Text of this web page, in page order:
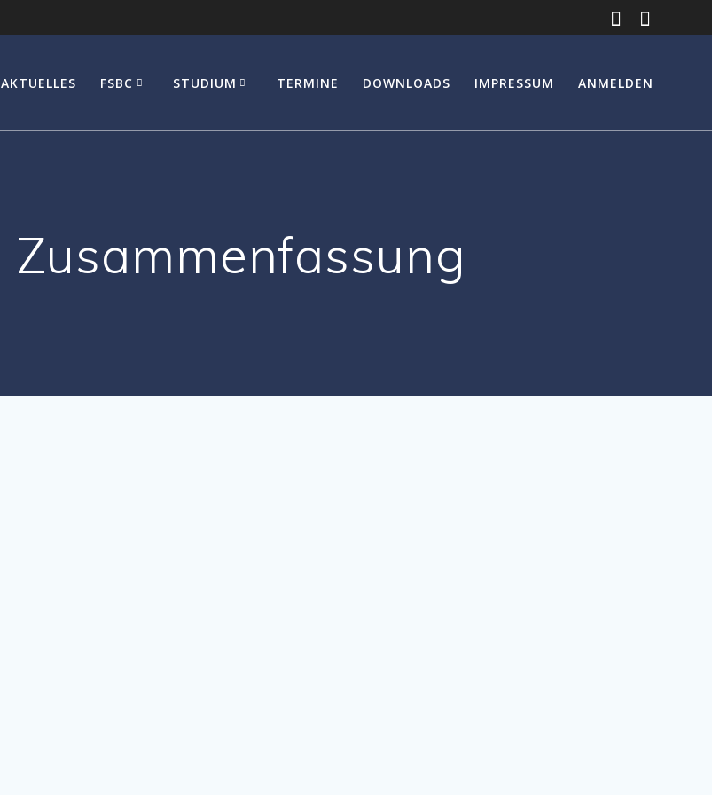
AKTUELLES FSBC STUDIUM TERMINE DOWNLOADS IMPRESSUM ANMELDEN
Zusammenfassung